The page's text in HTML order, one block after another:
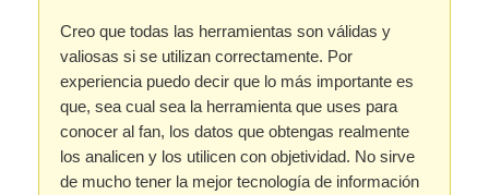
Creo que todas las herramientas son válidas y
valiosas si se utilizan correctamente. Por
experiencia puedo decir que lo más importante es
que, sea cual sea la herramienta que uses para
conocer al fan, los datos que obtengas realmente
los analicen y los utilicen con objetividad. No sirve
de mucho tener la mejor tecnología de información